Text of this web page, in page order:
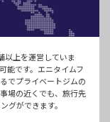
以上を運営していま
能です。エニタイムフ
でプライベートジムの
場の近くでも、旅行先
グができます。